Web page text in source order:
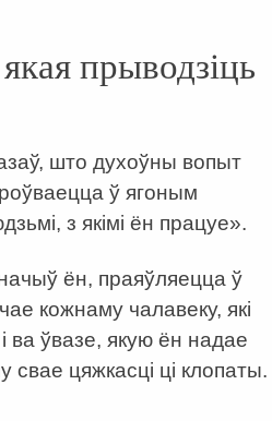
прыводзіць
што духоўны вопыт
ў ягоным
з якімі ён працуе».
ён, праяўляецца ў
кожнаму чалавеку, які
ва ўвазе, якую ён надае
цяжкасці ці клопаты.